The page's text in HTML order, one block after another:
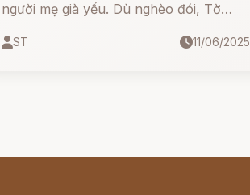
người mẹ già yếu. Dù nghèo đói, Tờ
mảnh đất để trồng trọt nuôi mẹ. Trải
ST 11/06/2025